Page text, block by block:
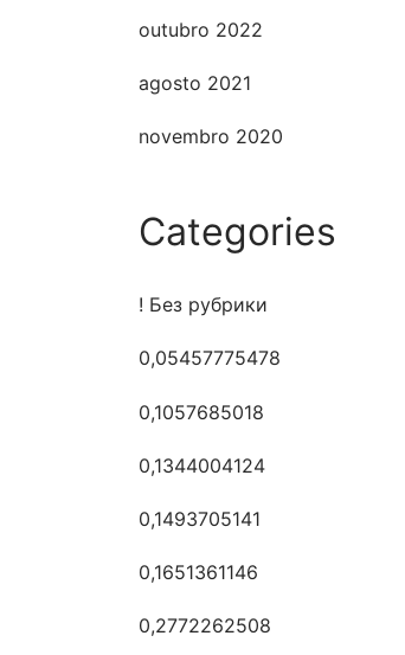
outubro 2022
agosto 2021
novembro 2020
Categories
! Без рубрики
0,05457775478
0,1057685018
0,1344004124
0,1493705141
0,1651361146
0,2772262508